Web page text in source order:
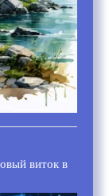
виток в